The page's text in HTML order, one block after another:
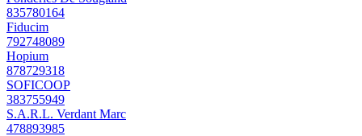
835780164
Fiducim
792748089
Hopium
878729318
SOFICOOP
383755949
S.A.R.L. Verdant Marc
478893985